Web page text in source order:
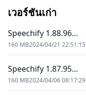
เวอร์ชันเก่า
Speechify 1.88.96…
160 MB2024/04/21 22:51:15
Speechify 1.87.95…
160 MB2024/04/06 08:17:29